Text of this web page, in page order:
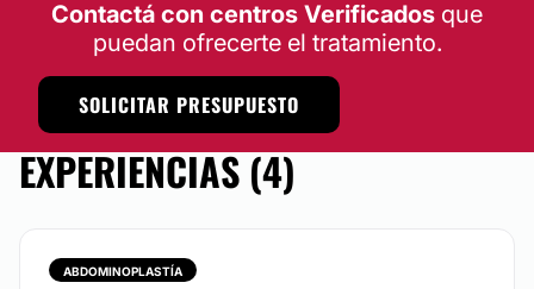
Contactá con centros Verificados que
puedan ofrecerte el tratamiento.
SOLICITAR PRESUPUESTO
EXPERIENCIAS (4)
ABDOMINOPLASTÍA